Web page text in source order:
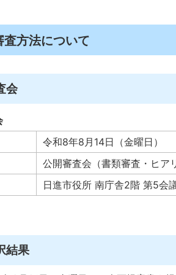
査方法について
会
令和8年8月14日（金曜日）
公開審査会（書類審査・ヒア
日進市役所 南庁舎2階 第5会
結果